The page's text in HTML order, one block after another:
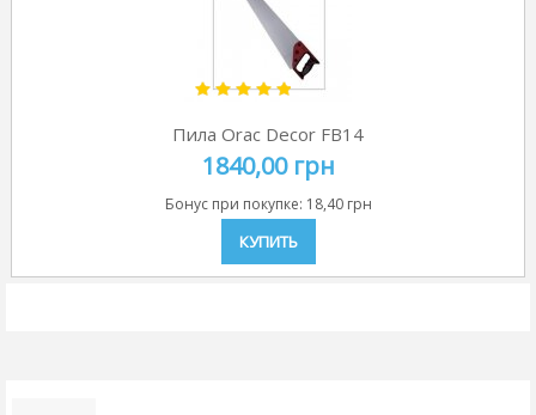
Пила Orac Decor FB14
1840,00 грн
Бонус при покупке: 18,40 грн
КУПИТЬ